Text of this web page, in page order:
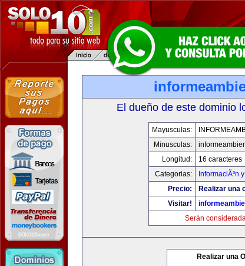
El dueño de este dominio
Mayusculas:
Minusculas:
Longitud:
16 caracteres
Categorias:
InformaciÃ³n
Precio:
Realizar una
Visitar!
Serán
Realizar una